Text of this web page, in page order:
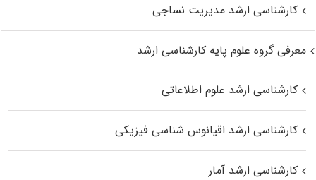
کارشناسی ارشد مدیریت نساجی
معرفی گروه علوم پایه کارشناسی ارشد
کارشناسی ارشد علوم اطلاعاتی
کارشناسی ارشد اقیانوس‌ شناسی فیزیکی
کارشناسی ارشد آمار